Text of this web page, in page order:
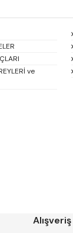
ve
Alışveriş